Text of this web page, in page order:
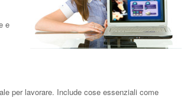
e
per lavorare. Include cose essenziali come